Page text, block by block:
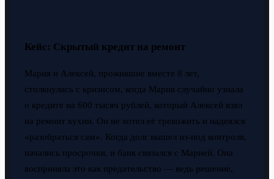
Кейс: Скрытый кредит на ремонт
Мария и Алексей, прожившие вместе 8 лет,
столкнулись с кризисом, когда Мария случайно узнала
о кредите на 600 тысяч рублей, который Алексей взял
на ремонт кухни. Он не хотел её тревожить и надеялся
«разобраться сам». Когда долг вышел из-под контроля,
начались просрочки, и банк связался с Марией. Она
восприняла это как предательство — ведь решение,